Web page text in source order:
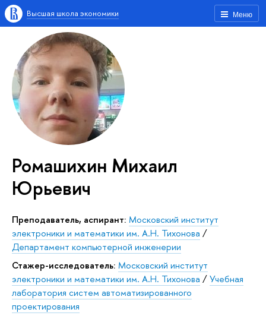
Меню
Высшая школа экономики
Ромашихин Михаил
Юрьевич
Преподаватель, аспирант: Московский институт
электроники и математики им. А.Н. Тихонова /
Департамент компьютерной инженерии
Стажер-исследователь: Московский институт
электроники и математики им. А.Н. Тихонова /Учебная
лаборатория систем автоматизированного
проектирования